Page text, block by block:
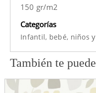
150 gr/m2
Categorías
Infantil, bebé, niñosy
También te